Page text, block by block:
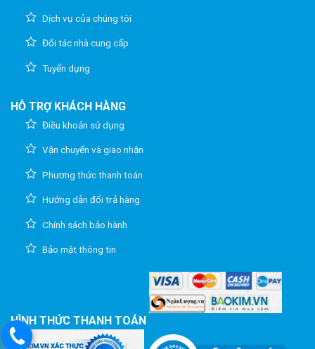
Dịch vụ của chúng tôi
Đối tác nhà cung cấp
Tuyển dụng
HỖ TRỢ KHÁCH HÀNG
Điều khoản sử dụng
Vận chuyển và giao nhận
Phương thức thanh toán
Hướng dẫn đổi trả hàng
Chính sách bảo hành
Bảo mật thông tin
HÌNH THỨC THANH TOÁN